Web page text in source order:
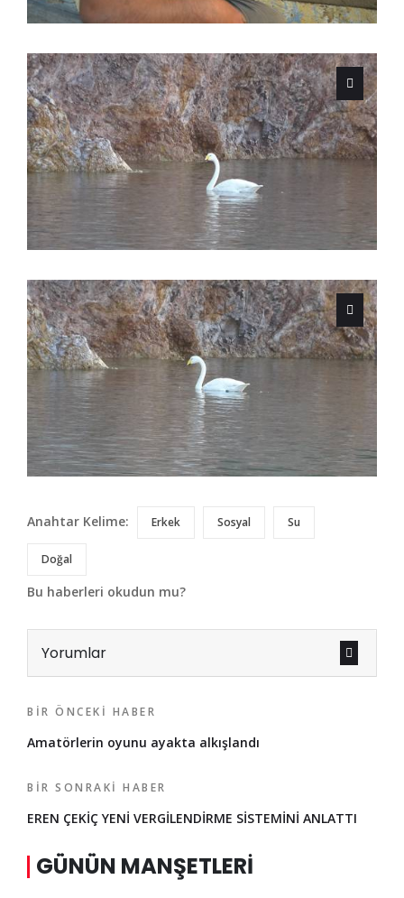
Anahtar Kelime: Erkek Sosyal Su
Doğal
Bu haberleri okudun mu?
Yorumlar
BIR ÖNCEKI HABER
Amatörlerin oyunu ayakta alkışlandı
BIR SONRAKI HABER
EREN ÇEKİÇ YENİ VERGİLENDİRME SİSTEMİNİ ANLATTI
GÜNÜN MANŞETLERI